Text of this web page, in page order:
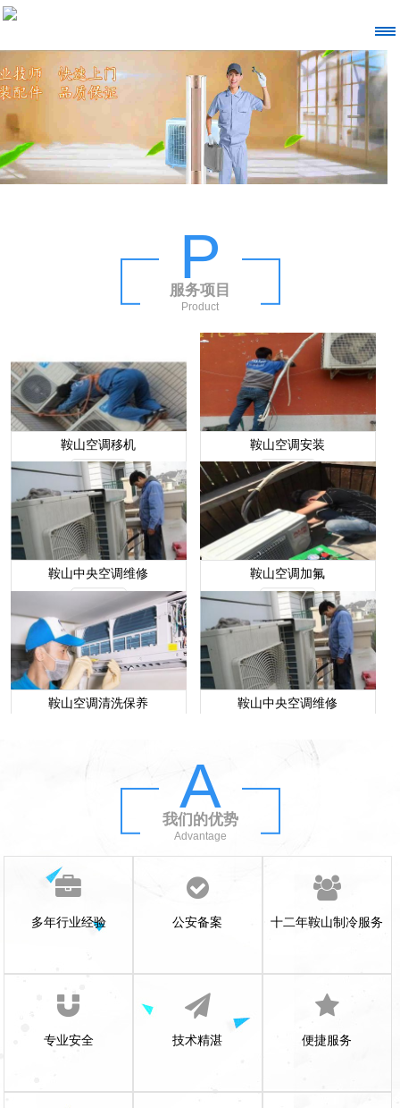
P
服务项目
Product
鞍山空调移机
More
鞍山空调安装
More
鞍山中央空调维修
More
鞍山空调加氟
More
鞍山空调清洗保养
鞍山中央空调维修
A
我们的优势
Advantage
多年行业经验 公安备案 十二年鞍山制冷服务
专业安全 技术精湛 便捷服务